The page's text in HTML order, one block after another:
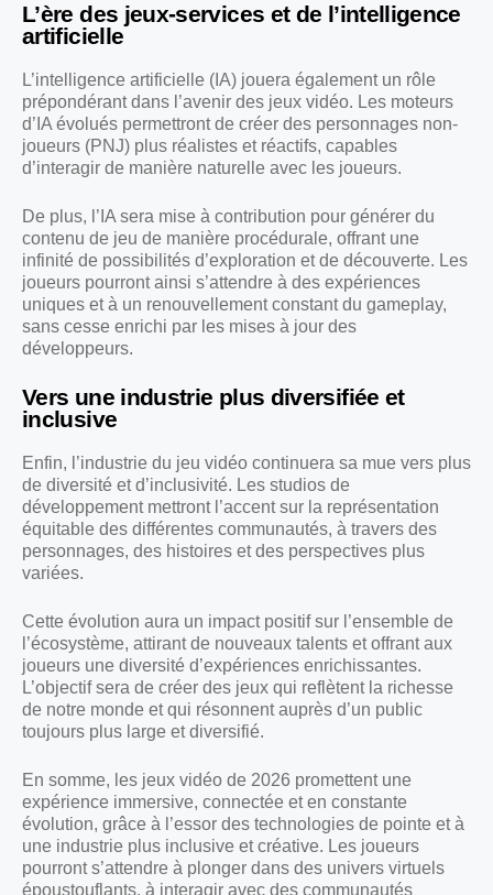
L’ère des jeux-services et de l’intelligence
artificielle
L’intelligence artificielle (IA) jouera également un rôle
prépondérant dans l’avenir des jeux vidéo. Les moteurs
d’IA évolués permettront de créer des personnages non-
joueurs (PNJ) plus réalistes et réactifs, capables
d’interagir de manière naturelle avec les joueurs.
De plus, l’IA sera mise à contribution pour générer du
contenu de jeu de manière procédurale, offrant une
infinité de possibilités d’exploration et de découverte. Les
joueurs pourront ainsi s’attendre à des expériences
uniques et à un renouvellement constant du gameplay,
sans cesse enrichi par les mises à jour des
développeurs.
Vers une industrie plus diversifiée et
inclusive
Enfin, l’industrie du jeu vidéo continuera sa mue vers plus
de diversité et d’inclusivité. Les studios de
développement mettront l’accent sur la représentation
équitable des différentes communautés, à travers des
personnages, des histoires et des perspectives plus
variées.
Cette évolution aura un impact positif sur l’ensemble de
l’écosystème, attirant de nouveaux talents et offrant aux
joueurs une diversité d’expériences enrichissantes.
L’objectif sera de créer des jeux qui reflètent la richesse
de notre monde et qui résonnent auprès d’un public
toujours plus large et diversifié.
En somme, les jeux vidéo de 2026 promettent une
expérience immersive, connectée et en constante
évolution, grâce à l’essor des technologies de pointe et à
une industrie plus inclusive et créative. Les joueurs
pourront s’attendre à plonger dans des univers virtuels
époustouflants, à interagir avec des communautés